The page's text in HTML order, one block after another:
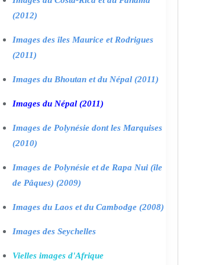
(2012)
Images des îles Maurice et Rodrigues
(2011)
Images du Bhoutan et du Népal (2011)
Images du Népal (2011)
Images de Polynésie dont les Marquises
(2010)
Images de Polynésie et de Rapa Nui (île
de Pâques) (2009)
Images du Laos et du Cambodge (2008)
Images des Seychelles
Vielles images d'Afrique